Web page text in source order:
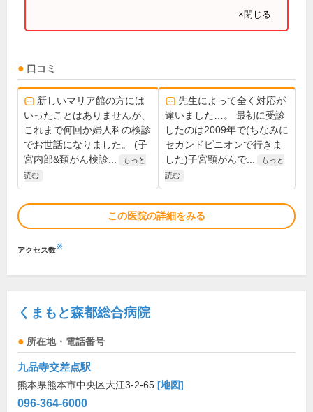
×閉じる
口コミ
新しいマリア館の方には
いったことはありませんが、
これまで何回か婦人科の検診
でお世話になりました。 (子
宮内部&頚がん検診...
もっと
読む
先生によって全く対応が
違いました…。 最初に受診
したのは2009年で(ちなみに
セカンドピニオンで行きま
した)子宮頸がんで...
もっと
読む
この医院の詳細をみる
アクセス数※
くまもと森都総合病院
所在地・電話番号
九品寺交差点駅
熊本県熊本市中央区大江3-2-65 [地図]
096-364-6000